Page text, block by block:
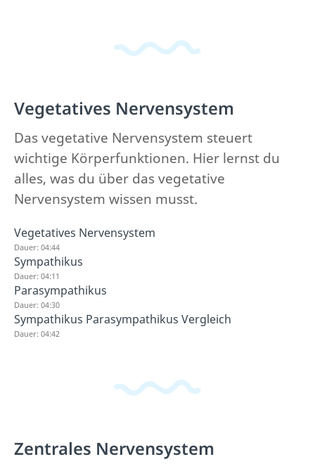
Vegetatives Nervensystem
Das vegetative Nervensystem steuert
wichtige Körperfunktionen. Hier lernst du
alles, was du über das vegetative
Nervensystem wissen musst.
Vegetatives Nervensystem
Dauer: 04:44
Sympathikus
Dauer: 04:11
Parasympathikus
Dauer: 04:30
Sympathikus Parasympathikus Vergleich
Dauer: 04:42
Zentrales Nervensystem